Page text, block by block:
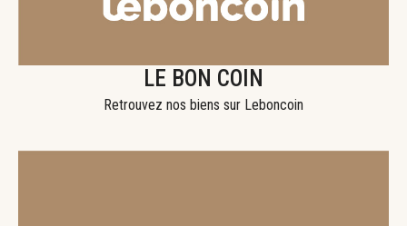
LE BON COIN
Retrouvez nos biens sur Leboncoin